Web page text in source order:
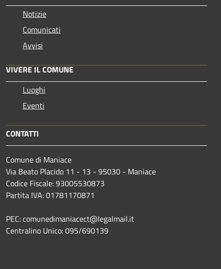
Notizie
Comunicati
Avvisi
VIVERE IL COMUNE
Luoghi
Eventi
CONTATTI
Comune di Maniace
Via Beato Placido 11 - 13 - 95030 - Maniace
Codice Fiscale: 93005530873
Partita IVA: 01781170871
PEC: comunedimaniacect@legalmail.it
Centralino Unico: 095/690139